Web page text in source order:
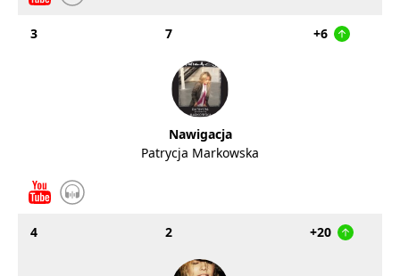
3 7 +6
Nawigacja
Patrycja Markowska
4 2 +20